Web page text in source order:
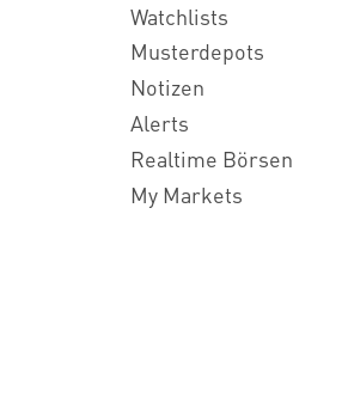
Watchlists
Musterdepots
Notizen
Alerts
Realtime Börsen
My Markets